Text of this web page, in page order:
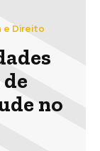
e Direito
no